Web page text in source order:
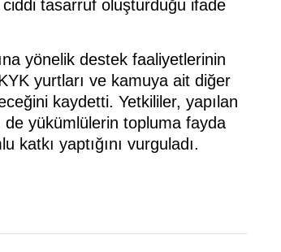
tasarruf oluşturduğu ifade
yönelik destek faaliyetlerinin
yurtları ve kamuya ait diğer
kaydetti. Yetkililer, yapılan
de yükümlülerin topluma fayda
yaptığını vurguladı.